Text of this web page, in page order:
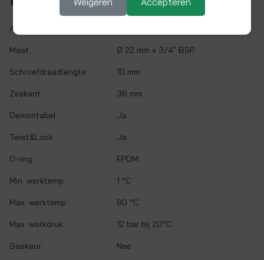
Artikelnr.:
Maat: Ø 22 mm x 3/4" BSP
Schroefdraadlengte: 10 mm
Zeskant: 36 mm
Demontabel: Ja
Twist&Lock: Ja
O-ring: EPDM
Min. werktemp.: 1 °C
Max. werktemp.: 90 °C
Max. werkdruk: 12 bar bij 20°C
Gaskeur: Nee